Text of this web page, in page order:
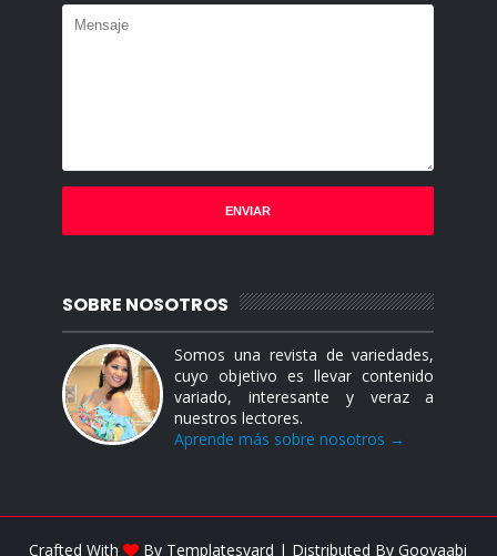
SOBRE NOSOTROS
Somos una revista de variedades,
cuyo objetivo es llevar contenido
variado, interesante y veraz a
nuestros lectores.
Aprende más sobre nosotros →
Crafted With By Templatesyard | Distributed ByGooyaabi